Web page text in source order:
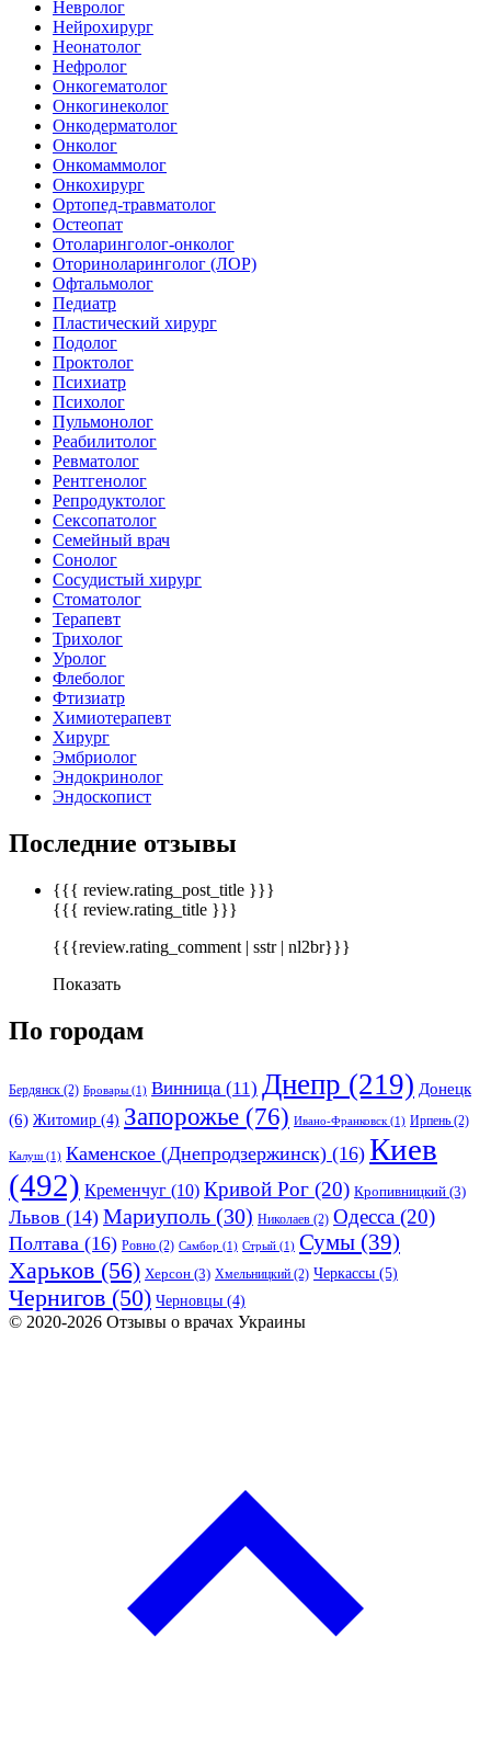
Невролог
Нейрохирург
Неонатолог
Нефролог
Онкогематолог
Онкогинеколог
Онкодерматолог
Онколог
Онкомаммолог
Онкохирург
Ортопед-травматолог
Остеопат
Отоларинголог-онколог
Оториноларинголог (ЛОР)
Офтальмолог
Педиатр
Пластический хирург
Подолог
Проктолог
Психиатр
Психолог
Пульмонолог
Реабилитолог
Ревматолог
Рентгенолог
Репродуктолог
Сексопатолог
Семейный врач
Сонолог
Сосудистый хирург
Стоматолог
Терапевт
Трихолог
Уролог
Флеболог
Фтизиатр
Химиотерапевт
Хирург
Эмбриолог
Эндокринолог
Эндоскопист
Последние отзывы
{{{ review.rating_post_title }}}
{{{ review.rating_title }}}
{{{review.rating_comment | sstr | nl2br}}}
Показать
По городам
Бердянск (2) Бровары (1) Винница (11) Днепр (219) Донецк
(6) Житомир (4) Запорожье (76) Ивано-Франковск (1) Ирпень (2)
Калуш (1) Каменское (Днепродзержинск) (16) Киев
(492) Кременчуг (10) Кривой Рог (20) Кропивницкий (3)
Львов (14) Мариуполь (30) Николаев (2) Одесса (20)
Полтава (16) Ровно (2) Самбор (1) Стрый (1) Сумы (39)
Харьков (56) Херсон (3) Хмельницкий (2) Черкассы (5)
Чернигов (50) Черновцы (4)
© 2020-2026 Отзывы о врачах Украины